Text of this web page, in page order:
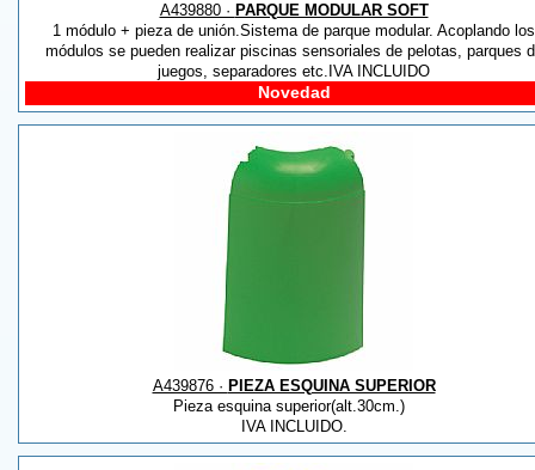
A439880 · PARQUE MODULAR SOFT
1 módulo + pieza de unión.Sistema de parque modular. Acoplando los
módulos se pueden realizar piscinas sensoriales de pelotas, parques
juegos, separadores etc.IVA INCLUIDO
Novedad
A439876 · PIEZA ESQUINA SUPERIOR
Pieza esquina superior(alt.30cm.)
IVA INCLUIDO.